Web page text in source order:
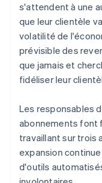
s'attendent à une
que leur clientèle
volatilité de
prévisible des
que jamais et
fidéliser leur
Les responsables
abonnements font
travaillant sur trois
expansion
d'outils